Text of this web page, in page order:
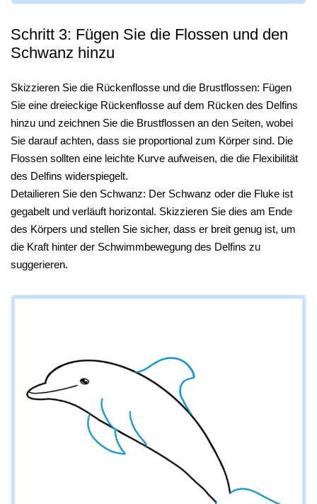
Schritt 3: Fügen Sie die Flossen und den
Schwanz hinzu
Skizzieren Sie die Rückenflosse und die Brustflossen: Fügen
Sie eine dreieckige Rückenflosse auf dem Rücken des Delfins
hinzu und zeichnen Sie die Brustflossen an den Seiten, wobei
Sie darauf achten, dass sie proportional zum Körper sind. Die
Flossen sollten eine leichte Kurve aufweisen, die die Flexibilität
des Delfins widerspiegelt.
Detailieren Sie den Schwanz: Der Schwanz oder die Fluke ist
gegabelt und verläuft horizontal. Skizzieren Sie dies am Ende
des Körpers und stellen Sie sicher, dass er breit genug ist, um
die Kraft hinter der Schwimmbewegung des Delfins zu
suggerieren.